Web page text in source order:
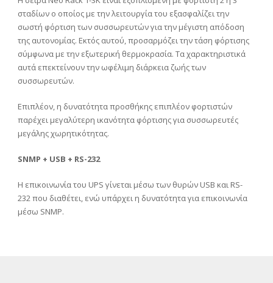
σταδίων ο οποίος με την λειτουργία του εξασφαλίζει την
σωστή φόρτιση των συσσωρευτών για την μέγιστη απόδοση
της αυτονομίας. Εκτός αυτού, προσαρμόζει την τάση φόρτισης
σύμφωνα με την εξωτερική θερμοκρασία. Τα χαρακτηριστικά
αυτά επεκτείνουν την ωφέλιμη διάρκεια ζωής των
συσσωρευτών.
Επιπλέον, η δυνατότητα προσθήκης επιπλέον φορτιστών
παρέχει μεγαλύτερη ικανότητα φόρτισης για συσσωρευτές
μεγάλης χωρητικότητας.
SNMP + USB + RS-232
Η επικοινωνία του UPS γίνεται μέσω των θυρών USB και RS-
232 που διαθέτει, ενώ υπάρχει η δυνατότητα για επικοινωνία
μέσω SNMP.